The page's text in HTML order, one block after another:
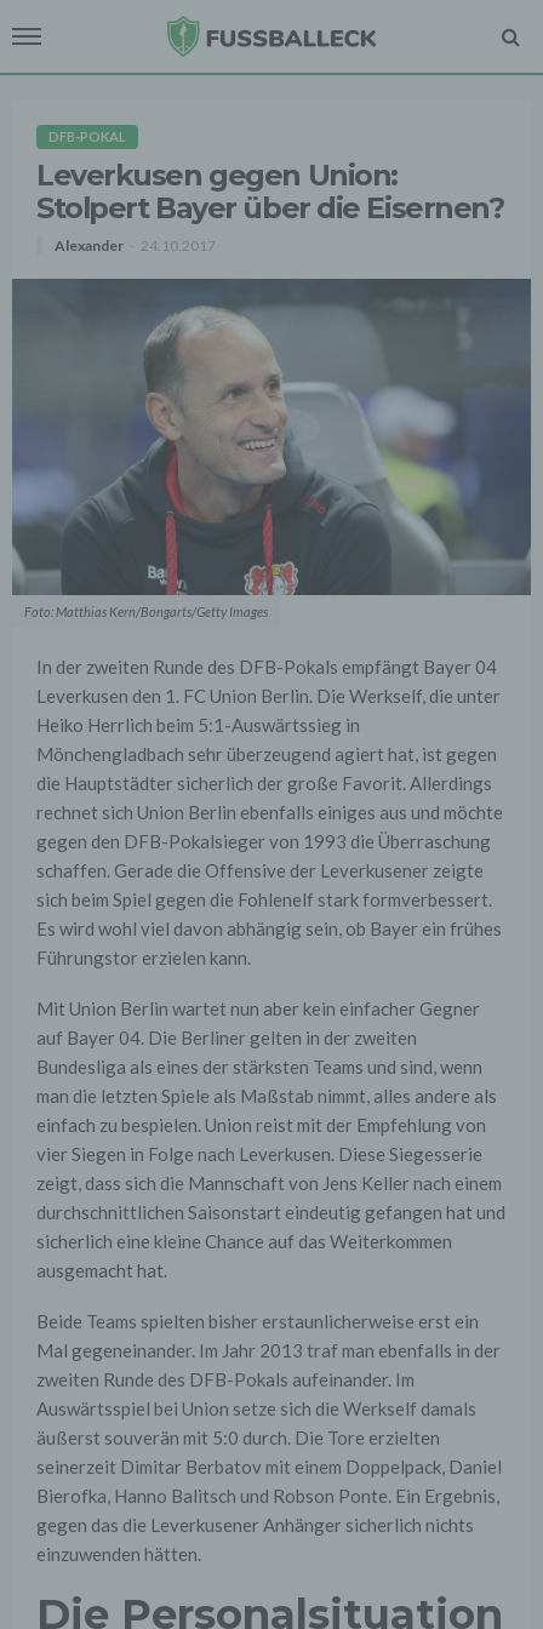
DFB-POKAL
Leverkusen gegen Union:
Stolpert Bayer über die Eisernen?
Alexander 24.10.2017
Foto: Matthias Kern/Bongarts/Getty Images
In der zweiten Runde des DFB-Pokals empfängt Bayer 04
Leverkusen den 1. FC Union Berlin. Die Werkself, die unter
Heiko Herrlich beim 5:1-Auswärtssieg in
Mönchengladbach sehr überzeugend agiert hat, ist gegen
die Hauptstädter sicherlich der große Favorit. Allerdings
rechnet sich Union Berlin ebenfalls einiges aus und möchte
gegen den DFB-Pokalsieger von 1993 die Überraschung
schaffen. Gerade die Offensive der Leverkusener zeigte
sich beim Spiel gegen die Fohlenelf stark formverbessert.
Es wird wohl viel davon abhängig sein, ob Bayer ein frühes
Führungstor erzielen kann.
Mit Union Berlin wartet nun aber kein einfacher Gegner
auf Bayer 04. Die Berliner gelten in der zweiten
Bundesliga als eines der stärksten Teams und sind, wenn
man die letzten Spiele als Maßstab nimmt, alles andere als
einfach zu bespielen. Union reist mit der Empfehlung von
vier Siegen in Folge nach Leverkusen. Diese Siegesserie
zeigt, dass sich die Mannschaft von Jens Keller nach einem
durchschnittlichen Saisonstart eindeutig gefangen hat und
sicherlich eine kleine Chance auf das Weiterkommen
ausgemacht hat.
Beide Teams spielten bisher erstaunlicherweise erst ein
Mal gegeneinander. Im Jahr 2013 traf man ebenfalls in der
zweiten Runde des DFB-Pokals aufeinander. Im
Auswärtsspiel bei Union setze sich die Werkself damals
äußerst souverän mit 5:0 durch. Die Tore erzielten
seinerzeit Dimitar Berbatov mit einem Doppelpack, Daniel
Bierofka, Hanno Balitsch und Robson Ponte. Ein Ergebnis,
gegen das die Leverkusener Anhänger sicherlich nichts
einzuwenden hätten.
Die Personalsituation